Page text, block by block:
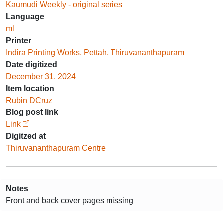
Kaumudi Weekly - original series
Language
ml
Printer
Indira Printing Works, Pettah, Thiruvananthapuram
Date digitized
December 31, 2024
Item location
Rubin DCruz
Blog post link
Link
Digitzed at
Thiruvananthapuram Centre
Notes
Front and back cover pages missing